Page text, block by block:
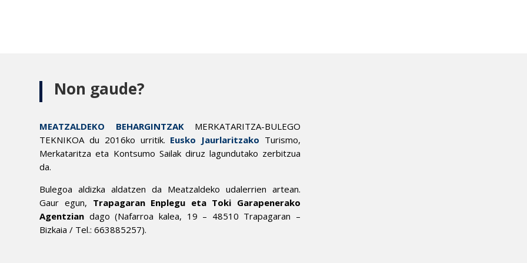
Non gaude?
MEATZALDEKO BEHARGINTZAKMERKATARITZA-BULEGO
TEKNIKOA du 2016ko urritik. Eusko Jaurlaritzako Turismo,
Merkataritza eta Kontsumo Sailak diruz lagundutako zerbitzua
da.
Bulegoa aldizka aldatzen da Meatzaldeko udalerrien artean.
Gaur egun, Trapagaran Enplegu eta Toki Garapenerako
Agentzian dago (Nafarroa kalea, 19 – 48510 Trapagaran –
Bizkaia / Tel.: 663885257).